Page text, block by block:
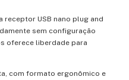
receptor USB nano plug and
sem configuração
oferece liberdade para
com formato ergonômico e